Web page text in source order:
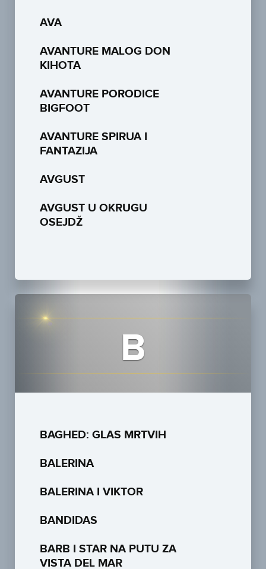
AVA
AVANTURE MALOG DON
KIHOTA
AVANTURE PORODICE
BIGFOOT
AVANTURE SPIRUA I
FANTAZIJA
AVGUST
AVGUST U OKRUGU
OSEJDŽ
B
BAGHED: GLAS MRTVIH
BALERINA
BALERINA I VIKTOR
BANDIDAS
BARB I STAR NA PUTU ZA
VISTA DEL MAR